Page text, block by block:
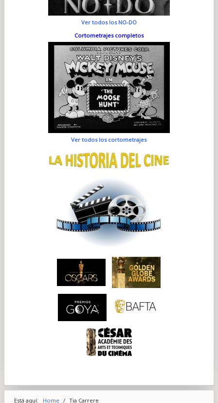
Ver todos los NO-DO
Cortometrajes completos
Ver todos los cortometrajes
Está aquí: Home / Tia Carrere